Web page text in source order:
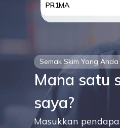
Semak Skim Yang
Mana satu
saya?
Masukkan
PR1MA